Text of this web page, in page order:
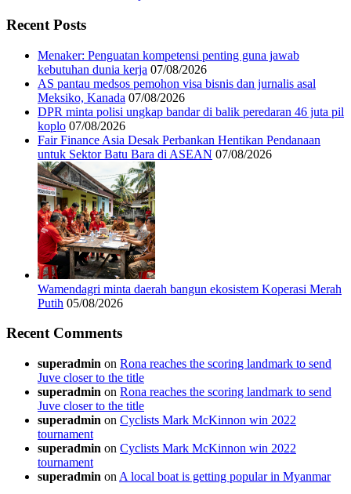
Recent Posts
Menaker: Penguatan kompetensi penting guna jawab
kebutuhan dunia kerja 07/08/2026
AS pantau medsos pemohon visa bisnis dan jurnalis asal
Meksiko, Kanada 07/08/2026
DPR minta polisi ungkap bandar di balik peredaran 46 juta pil
koplo 07/08/2026
Fair Finance Asia Desak Perbankan Hentikan Pendanaan
untuk Sektor Batu Bara di ASEAN 07/08/2026
Wamendagri minta daerah bangun ekosistem Koperasi Merah
Putih 05/08/2026
Recent Comments
superadmin on Rona reaches the scoring landmark to send
Juve closer to the title
superadmin on Rona reaches the scoring landmark to send
Juve closer to the title
superadmin on Cyclists Mark McKinnon win 2022
tournament
superadmin on Cyclists Mark McKinnon win 2022
tournament
superadmin on A local boat is getting popular in Myanmar